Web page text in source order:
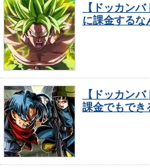
【ドッカン
に課金するな
【ドッカン
課金でもでき